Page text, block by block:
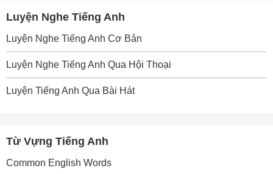
Luyện Nghe Tiếng Anh
Luyện Nghe Tiếng Anh Cơ Bản
Luyện Nghe Tiếng Anh Qua Hội Thoại
Luyện Tiếng Anh Qua Bài Hát
Từ Vựng Tiếng Anh
Common English Words